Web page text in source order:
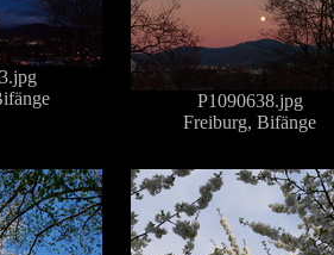
P1090638.jpg
Freiburg, Bifänge